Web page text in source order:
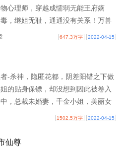
心理师，穿越成懦弱无能王府嫡
，继姐无耻，通通没有关系！万兽
有！唯独惹上某黑心太子，竟被..
647.3万字 2022-04-15
-杀神，隐匿花都，阴差阳错之下做
的贴身保镖，却没想到因此被卷入
，总裁未婚妻，千金小姐，美丽女
娇黑道公主，极品女杀手，..
1502.5万字 2022-04-15
仙尊